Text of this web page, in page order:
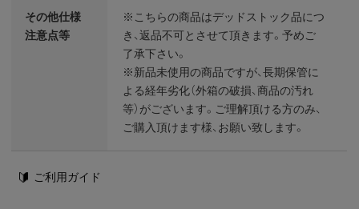
その他仕様
注意点等
※こちらの商品はデッドストック品につ
き、返品不可とさせて頂きます。予めご
了承下さい。
※新品未使用の商品ですが、長期保管に
よる経年劣化（外箱の破損、商品の汚れ
等）がございます。ご理解頂ける方のみ、
ご購入頂けます様、お願い致します。
ご利用ガイド